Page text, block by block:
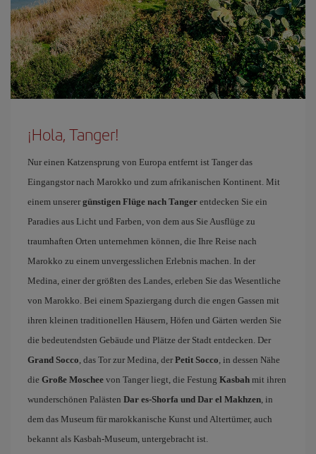
¡Hola, Tanger!
Nur einen Katzensprung von Europa entfernt ist Tanger das
Eingangstor nach Marokko und zum afrikanischen Kontinent. Mit
einem unserer günstigen Flüge nach Tanger entdecken Sie ein
Paradies aus Licht und Farben, von dem aus Sie Ausflüge zu
traumhaften Orten unternehmen können, die Ihre Reise nach
Marokko zu einem unvergesslichen Erlebnis machen. In der
Medina, einer der größten des Landes, erleben Sie das Wesentliche
von Marokko. Bei einem Spaziergang durch die engen Gassen mit
ihren kleinen traditionellen Häusern, Höfen und Gärten werden Sie
die bedeutendsten Gebäude und Plätze der Stadt entdecken. Der
Grand Socco, das Tor zur Medina, der Petit Socco, in dessen Nähe
die Große Moschee von Tanger liegt, die Festung Kasbah mit ihren
wunderschönen Palästen Dar es-Shorfa und Dar el Makhzen, in
dem das Museum für marokkanische Kunst und Altertümer, auch
bekannt als Kasbah-Museum, untergebracht ist.